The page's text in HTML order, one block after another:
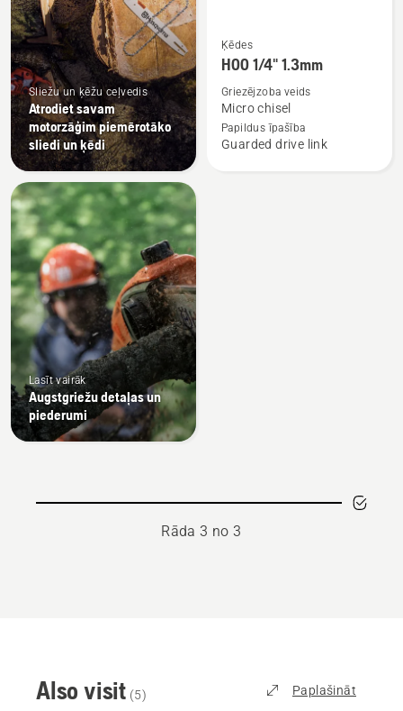
Sliežu un ķēžu ceļvedis
Atrodiet savam
motorzāģim piemērotāko
sliedi un ķēdi
Skatīt
vairāk
par
H00
1/4"
Ķēdes
H00 1/4" 1.3mm
Griezējzoba veids
Micro chisel
Papildus īpašība
Guarded drive link
Lasīt vairāk
Augstgriežu detaļas un
piederumi
Rāda 3 no 3
Also visit (5) Paplašināt